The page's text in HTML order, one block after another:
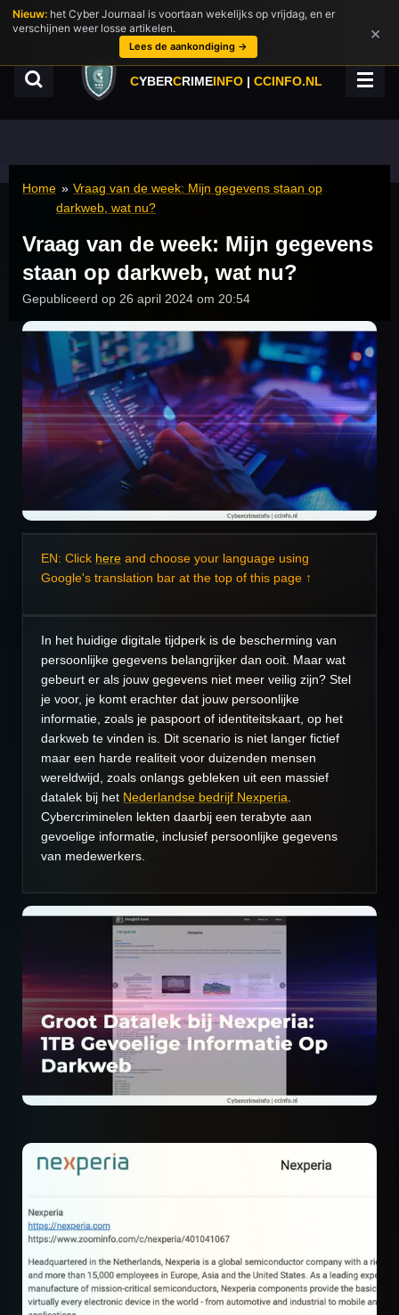
Ga
direct
hoofdinhoud
CYBERCRIMEINFO | CCINFO.NL
Home » Vraag van de week: Mijn gegevens staan op
darkweb, wat nu?
Vraag van de week: Mijn gegevens
staan op darkweb, wat nu?
Gepubliceerd op 26 april 2024 om 20:54
EN: Click here and choose your language using
Google's translation bar at the top of this page ↑
In het huidige digitale tijdperk is de bescherming van
persoonlijke gegevens belangrijker dan ooit. Maar wat
gebeurt er als jouw gegevens niet meer veilig zijn? Stel
je voor, je komt erachter dat jouw persoonlijke
informatie, zoals je paspoort of identiteitskaart, op het
darkweb te vinden is. Dit scenario is niet langer fictief
maar een harde realiteit voor duizenden mensen
wereldwijd, zoals onlangs gebleken uit een massief
datalek bij het Nederlandse bedrijf Nexperia.
Cybercriminelen lekten daarbij een terabyte aan
gevoelige informatie, inclusief persoonlijke gegevens
van medewerkers.
Nieuw: het Cyber Journaal is voortaan wekelijks op vrijdag, en er
verschijnen weer losse artikelen.
Lees de aankondiging →
×